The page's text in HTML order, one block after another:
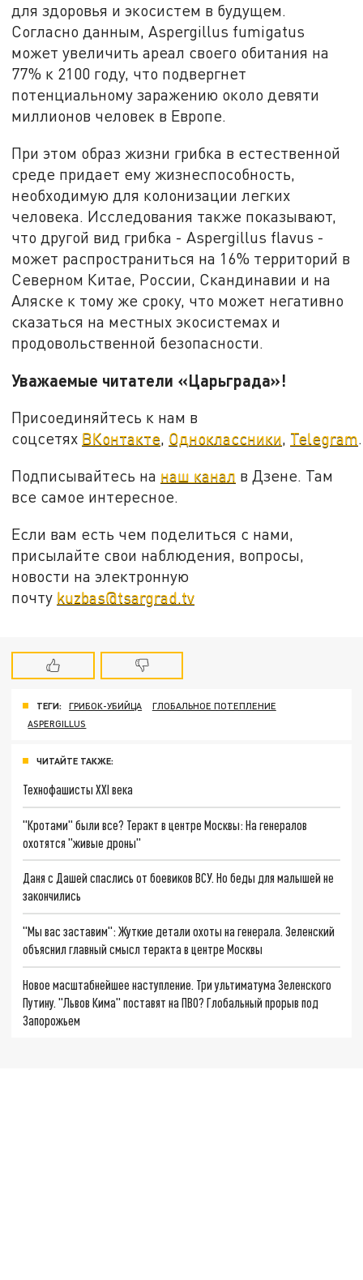
для здоровья и экосистем в будущем.
Согласно данным, Aspergillus fumigatus
может увеличить ареал своего обитания на
77% к 2100 году, что подвергнет
потенциальному заражению около девяти
миллионов человек в Европе.
При этом образ жизни грибка в естественной
среде придает ему жизнеспособность,
необходимую для колонизации легких
человека. Исследования также показывают,
что другой вид грибка - Aspergillus flavus -
может распространиться на 16% территорий в
Северном Китае, России, Скандинавии и на
Аляске к тому же сроку, что может негативно
сказаться на местных экосистемах и
продовольственной безопасности.
Уважаемые читатели «Царьграда»!
Присоединяйтесь к нам в
соцсетях ВКонтакте, Одноклассники, Telegram.
Подписывайтесь на наш канал в Дзене. Там
все самое интересное.
Если вам есть чем поделиться с нами,
присылайте свои наблюдения, вопросы,
новости на электронную
почту kuzbas@tsargrad.tv
ТЕГИ: ГРИБОК-УБИЙЦА
ГЛОБАЛЬНОЕ ПОТЕПЛЕНИЕ
ASPERGILLUS
ЧИТАЙТЕ ТАКЖЕ:
Технофашисты XXI века
"Кротами" были все? Теракт в центре Москвы: На генералов
охотятся "живые дроны"
Даня с Дашей спаслись от боевиков ВСУ. Но беды для малышей не
закончились
"Мы вас заставим": Жуткие детали охоты на генерала. Зеленский
объяснил главный смысл теракта в центре Москвы
Новое масштабнейшее наступление. Три ультиматума Зеленского
Путину. "Львов Кима" поставят на ПВО? Глобальный прорыв под
Запорожьем